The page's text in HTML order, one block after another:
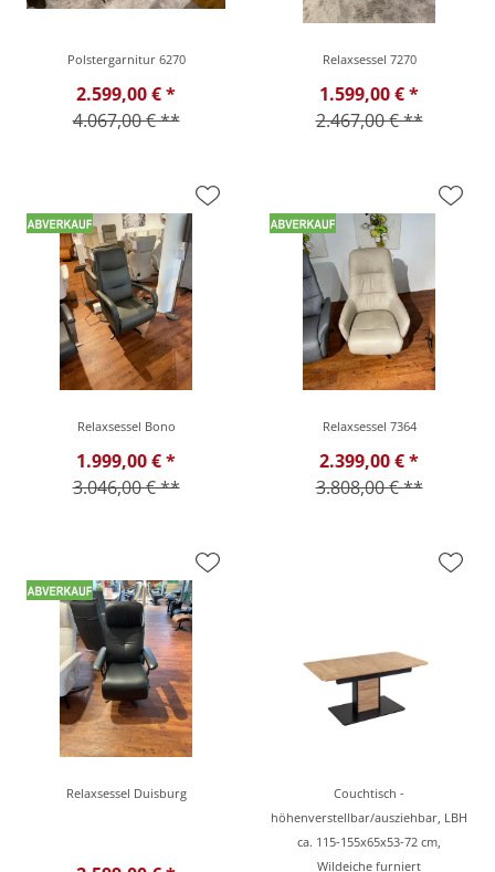
Polstergarnitur 6270
2.599,00 € *
4.067,00 € **
Relaxsessel 7270
1.599,00 € *
2.467,00 € **
Relaxsessel Bono
1.999,00 € *
3.046,00 € **
Relaxsessel 7364
2.399,00 € *
3.808,00 € **
Relaxsessel Duisburg
Couchtisch -
höhenverstellbar/ausziehbar, LBH
ca. 115-155x65x53-72 cm,
Wildeiche furniert